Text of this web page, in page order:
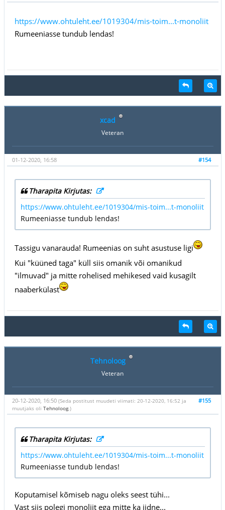
https://www.ohtuleht.ee/1019304/mis-toim...t-monoliit
Rumeeniasse tundub lendas!
xcad
Veteran
#154
01-12-2020, 16:58
Tharapita Kirjutas:
https://www.ohtuleht.ee/1019304/mis-toim...t-monoliit
Rumeeniasse tundub lendas!
Tassigu vanarauda! Rumeenias on suht asustuse ligi
Kui "küüned taga" küll siis omanik või omanikud
"ilmuvad" ja mitte rohelised mehikesed vaid kusagilt
naaberkülast
Tehnoloog
Veteran
#155
20-12-2020, 16:50 (Seda postitust muudeti viimati: 20-12-2020, 16:52 ja
muutjaks oli Tehnoloog.)
Tharapita Kirjutas:
https://www.ohtuleht.ee/1019304/mis-toim...t-monoliit
Rumeeniasse tundub lendas!
Koputamisel kõmiseb nagu oleks seest tühi...
Vast siis polegi monoliit ega mitte ka iidne...